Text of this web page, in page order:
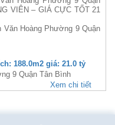
VIÊN – GIÁ CỰC TỐT 21
Văn Hoàng Phường 9 Quận
188.0m2 giá: 21.0 tỷ
9 Quận Tân Bình
Xem chi tiết